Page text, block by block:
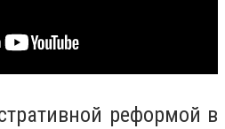
реформой в